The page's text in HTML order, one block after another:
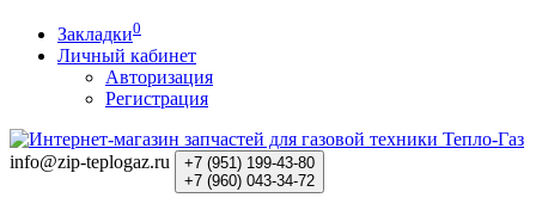
Закладки0
Личный кабинет
Авторизация
Регистрация
info@zip-teplogaz.ru +7 (951) 199-43-80
+7 (960) 043-34-72